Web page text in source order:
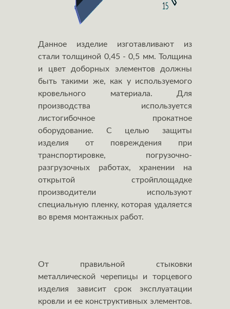
Данное изделие изготавливают из
стали толщиной 0,45 - 0,5 мм. Толщина
и цвет доборных элементов должны
быть такими же, как у используемого
кровельного материала. Для
производства используется
листогибочное прокатное
оборудование. С целью защиты
изделия от повреждения при
транспортировке, погрузочно-
разгрузочных работах, хранении на
открытой стройплощадке
производители используют
специальную пленку, которая удаляется
во время монтажных работ.
От правильной стыковки
металлической черепицы и торцевого
изделия зависит срок эксплуатации
кровли и ее конструктивных элементов.